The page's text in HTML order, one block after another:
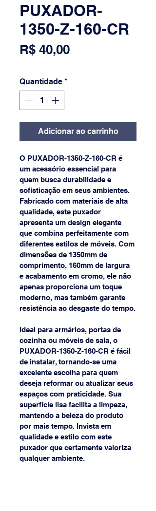
PUXADOR-
1350-Z-160-CR
R$ 40,00Preço
Quantidade *
Adicionar ao carrinho
O PUXADOR-1350-Z-160-CR é
um acessório essencial para
quem busca durabilidade e
sofisticação em seus ambientes.
Fabricado com materiais de alta
qualidade, este puxador
apresenta um design elegante
que combina perfeitamente com
diferentes estilos de móveis. Com
dimensões de 1350mm de
comprimento, 160mm de largura
e acabamento em cromo, ele não
apenas proporciona um toque
moderno, mas também garante
resistência ao desgaste do tempo.
Ideal para armários, portas de
cozinha ou móveis de sala, o
PUXADOR-1350-Z-160-CR é fácil
de instalar, tornando-se uma
excelente escolha para quem
deseja reformar ou atualizar seus
espaços com praticidade. Sua
superfície lisa facilita a limpeza,
mantendo a beleza do produto
por mais tempo. Invista em
qualidade e estilo com este
puxador que certamente valoriza
qualquer ambiente.